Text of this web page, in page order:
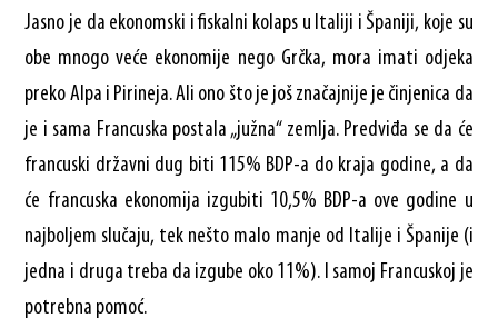
Jasno je da ekonomski i fiskalni kolaps u Italiji i Španiji, koje su
obe mnogo veće ekonomije nego Grčka, mora imati odjeka
preko Alpa i Pirineja. Ali ono što je još značajnije je činjenica da
je i sama Francuska postala „južna“ zemlja. Predviđa se da će
francuski državni dug biti 115% BDP-a do kraja godine, a da
će francuska ekonomija izgubiti 10,5% BDP-a ove godine u
najboljem slučaju, tek nešto malo manje od Italije i Španije (i
jedna i druga treba da izgube oko 11%). I samoj Francuskoj je
potrebna pomoć.